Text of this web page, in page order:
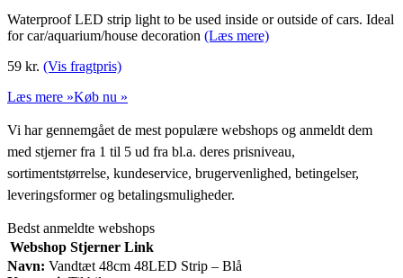
Waterproof LED strip light to be used inside or outside of cars. Ideal
for car/aquarium/house decoration (Læs mere)
59 kr. (Vis fragtpris)
Læs mere »Køb nu »
Vi har gennemgået de mest populære webshops og anmeldt dem
med stjerner fra 1 til 5 ud fra bl.a. deres prisniveau,
sortimentstørrelse, kundeservice, brugervenlighed, betingelser,
leveringsformer og betalingsmuligheder.
Bedst anmeldte webshops
Webshop Stjerner Link
Navn: Vandtæt 48cm 48LED Strip – Blå